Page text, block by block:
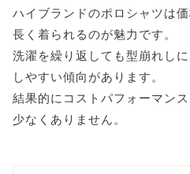
ハイブランドのポロシャツは
長く着られるのが魅力です。
洗濯を繰り返しても型崩れし
しやすい傾向があります。
結果的にコストパフォーマン
少なくありません。